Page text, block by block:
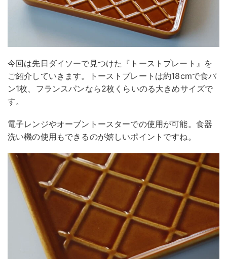
今回は先日ダイソーで見つけた『トーストプレート』を
ご紹介していきます。トーストプレートは約18cmで食パ
ン1枚、フランスパンなら2枚くらいのる大きめサイズで
す。
電子レンジやオーブントースターでの使用が可能。食器
洗い機の使用もできるのが嬉しいポイントですね。